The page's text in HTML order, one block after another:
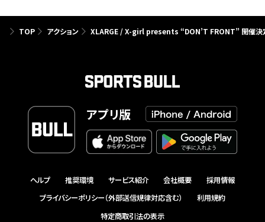
TOP アクション XLARGE / X-girl presents “DON’T FRONT” 開催決
アプリ版
ヘルプ 推奨環境 サービス紹介 会社概要
採用情報
プライバシーポリシー（外部送信規律対応含む）
利用規約
特定商取引法の表示